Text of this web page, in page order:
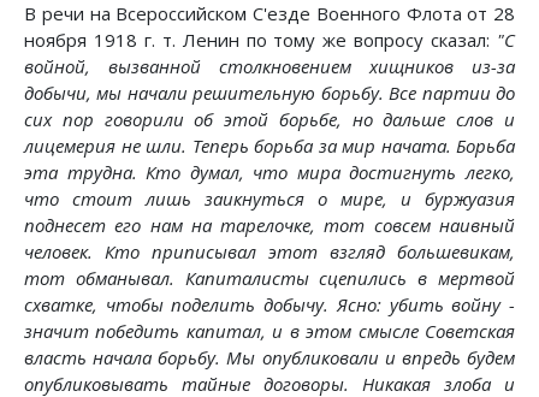
В речи на Всероссийском С'езде Военного Флота от 28
ноября 1918 г. т. Ленин по тому же вопросу сказал: "С
войной, вызванной столкновением хищников из-за
добычи, мы начали решительную борьбу. Все партии до
сих пор говорили об этой борьбе, но дальше слов и
лицемерия не шли. Теперь борьба за мир начата. Борьба
эта трудна. Кто думал, что мира достигнуть легко,
что стоит лишь заикнуться о мире, и буржуазия
поднесет его нам на тарелочке, тот совсем наивный
человек. Кто приписывал этот взгляд большевикам,
тот обманывал. Капиталисты сцепились в мертвой
схватке, чтобы поделить добычу. Ясно: убить войну -
значит победить капитал, и в этом смысле Советская
власть начала борьбу. Мы опубликовали и впредь будем
опубликовывать тайные договоры. Никакая злоба и